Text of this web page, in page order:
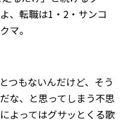
、転職は1・2・サンコ
マ。
つもないんだけど、そう
な、と思ってしまう不思
よってはグサッとくる歌